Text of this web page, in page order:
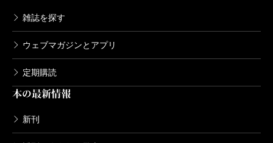
雑誌を探す
ウェブマガジンとアプリ
定期購読
本の最新情報
新刊